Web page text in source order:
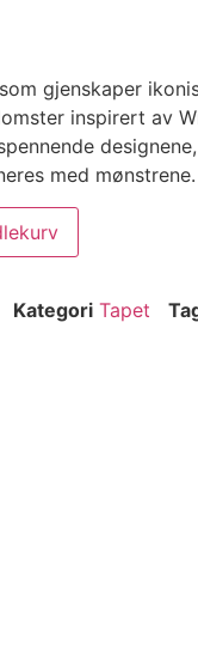
gjenskaper
inspirert av
med mønstrene.
Kategori Tapet